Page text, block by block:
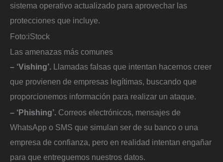
sistema operativo actualizado para aprovechar las
protecciones que incluye.
Foto:iStock
Las amenazas más comunes
– ‘Vishing’. Llamadas falsas que intentan hacernos creer
que provienen de empresas legítimas, buscando que
proporcionemos información para realizar un ataque.
– ‘Phishing’. Correos electrónicos, mensajes de
WhatsApp o SMS que simulan ser de su banco o una
empresa de confianza, pero en realidad intentan engañar
para que entreguemos nuestros datos.